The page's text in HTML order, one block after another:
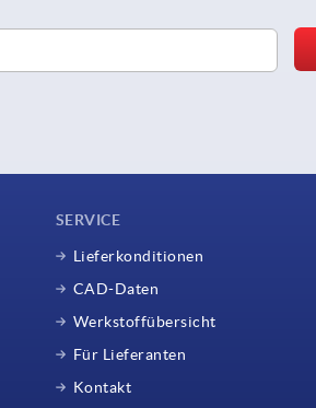
SERVICE
Lieferkonditionen
CAD-Daten
Werkstoffübersicht
Für Lieferanten
Kontakt